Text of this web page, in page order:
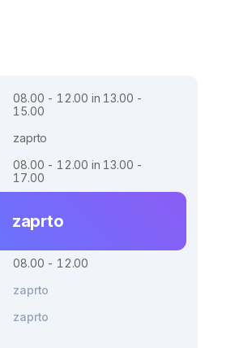
08.00 - 12.00 in 13.00 -
15.00
zaprto
08.00 - 12.00 in 13.00 -
17.00
zaprto
08.00 - 12.00
zaprto
zaprto